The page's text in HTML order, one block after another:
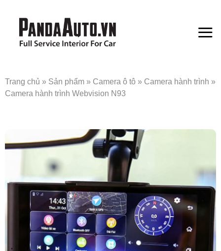
Trang chủ » Sản phẩm » Camera ô tô » Camera hành trình »
Camera hành trình Webvision N93